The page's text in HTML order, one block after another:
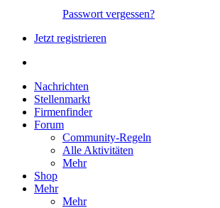
Passwort vergessen?
Jetzt registrieren
Nachrichten
Stellenmarkt
Firmenfinder
Forum
Community-Regeln
Alle Aktivitäten
Mehr
Shop
Mehr
Mehr